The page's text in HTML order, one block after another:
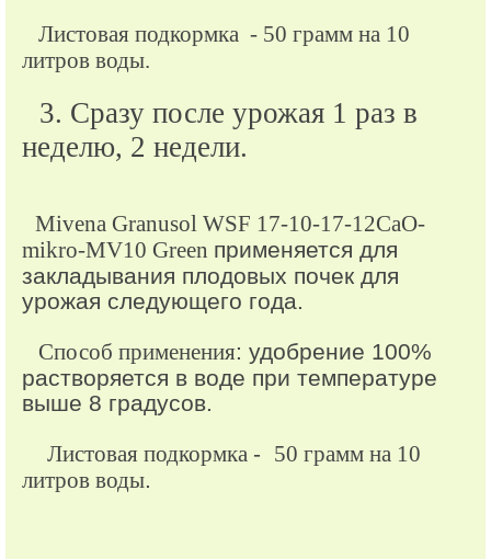
Листовая подкормка - 50 грамм на 10
литров воды.
3. Сразу после урожая 1 раз в
неделю, 2 недели.
Mivena Granusol WSF 17-10-17-12CaO-
mikro-MV10 Green применяется для
закладывания плодовых почек для
урожая следующего года.
Способ применения: удобрение 100%
растворяется в воде при температуре
выше 8 градусов.
Листовая подкормка - 50 грамм на 10
литров воды